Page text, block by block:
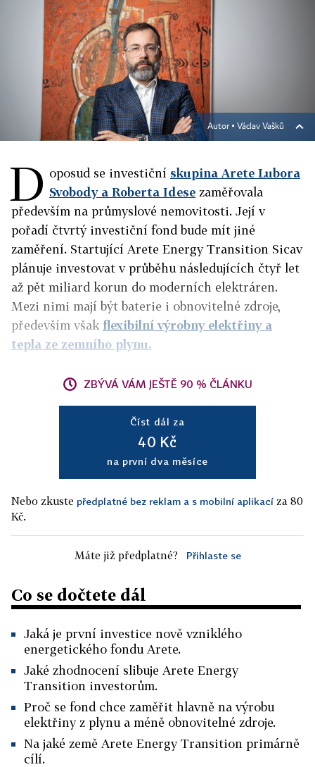
Autor ▪ Václav Vašků
D oposud se investiční skupina Arete Lubora
Svobody a Roberta Idese zaměřovala
především na průmyslové nemovitosti. Její v
pořadí čtvrtý investiční fond bude mít jiné
zaměření. Startující Arete Energy Transition Sicav
plánuje investovat v průběhu následujících čtyř let
až pět miliard korun do moderních elektráren.
Mezi nimi mají být baterie i obnovitelné zdroje,
především však flexibilní výrobny elektřiny a
tepla ze zemního plynu.
ZBÝVÁ VÁM JEŠTĚ 90 % ČLÁNKU
Číst dál za
40 Kč
na první dva měsíce
Nebo zkuste předplatné bez reklam a s mobilní aplikací za 80
Kč.
Máte již předplatné? Přihlaste se
Co se dočtete dál
Jaká je první investice nově vzniklého
energetického fondu Arete.
Jaké zhodnocení slibuje Arete Energy
Transition investorům.
Proč se fond chce zaměřit hlavně na výrobu
elektřiny z plynu a méně obnovitelné zdroje.
Na jaké země Arete Energy Transition primárně
cílí.